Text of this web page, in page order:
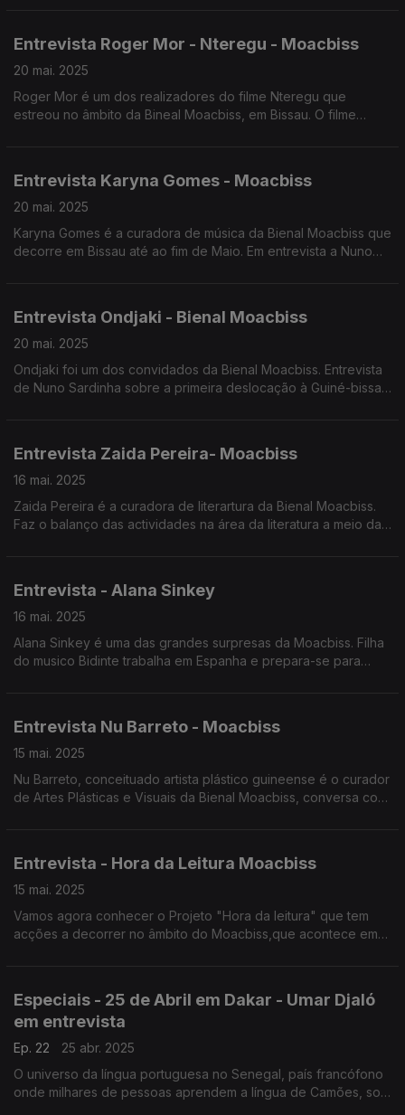
Entrevista Roger Mor - Nteregu - Moacbiss
20 mai. 2025
Roger Mor é um dos realizadores do filme Nteregu que
estreou no âmbito da Bineal Moacbiss, em Bissau. O filme
Entrevista Karyna Gomes - Moacbiss
20 mai. 2025
Karyna Gomes é a curadora de música da Bienal Moacbiss que
decorre em Bissau até ao fim de Maio. Em entrevista a Nuno
Entrevista Ondjaki - Bienal Moacbiss
20 mai. 2025
Ondjaki foi um dos convidados da Bienal Moacbiss. Entrevista
de Nuno Sardinha sobre a primeira deslocação à Guiné-bissau
Entrevista Zaida Pereira- Moacbiss
16 mai. 2025
Zaida Pereira é a curadora de literartura da Bienal Moacbiss.
Faz o balanço das actividades na área da literatura a meio da
Entrevista - Alana Sinkey
16 mai. 2025
Alana Sinkey é uma das grandes surpresas da Moacbiss. Filha
do musico Bidinte trabalha em Espanha e prepara-se para
Entrevista Nu Barreto - Moacbiss
15 mai. 2025
Nu Barreto, conceituado artista plástico guineense é o curador
de Artes Plásticas e Visuais da Bienal Moacbiss, conversa com
Entrevista - Hora da Leitura Moacbiss
15 mai. 2025
Vamos agora conhecer o Projeto "Hora da leitura" que tem
acções a decorrer no âmbito do Moacbiss,que acontece em
Especiais - 25 de Abril em Dakar - Umar Djaló
em entrevista
Ep. 22
25 abr. 2025
O universo da língua portuguesa no Senegal, país francófono
onde milhares de pessoas aprendem a língua de Camões, sob